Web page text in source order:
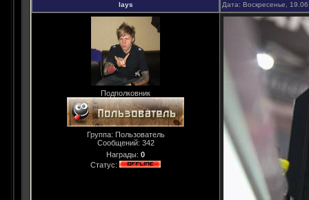
lays Дата: Воскресенье,
Подполковник
Группа: Пользователь
Сообщений: 342
Награды: 0
Статус: